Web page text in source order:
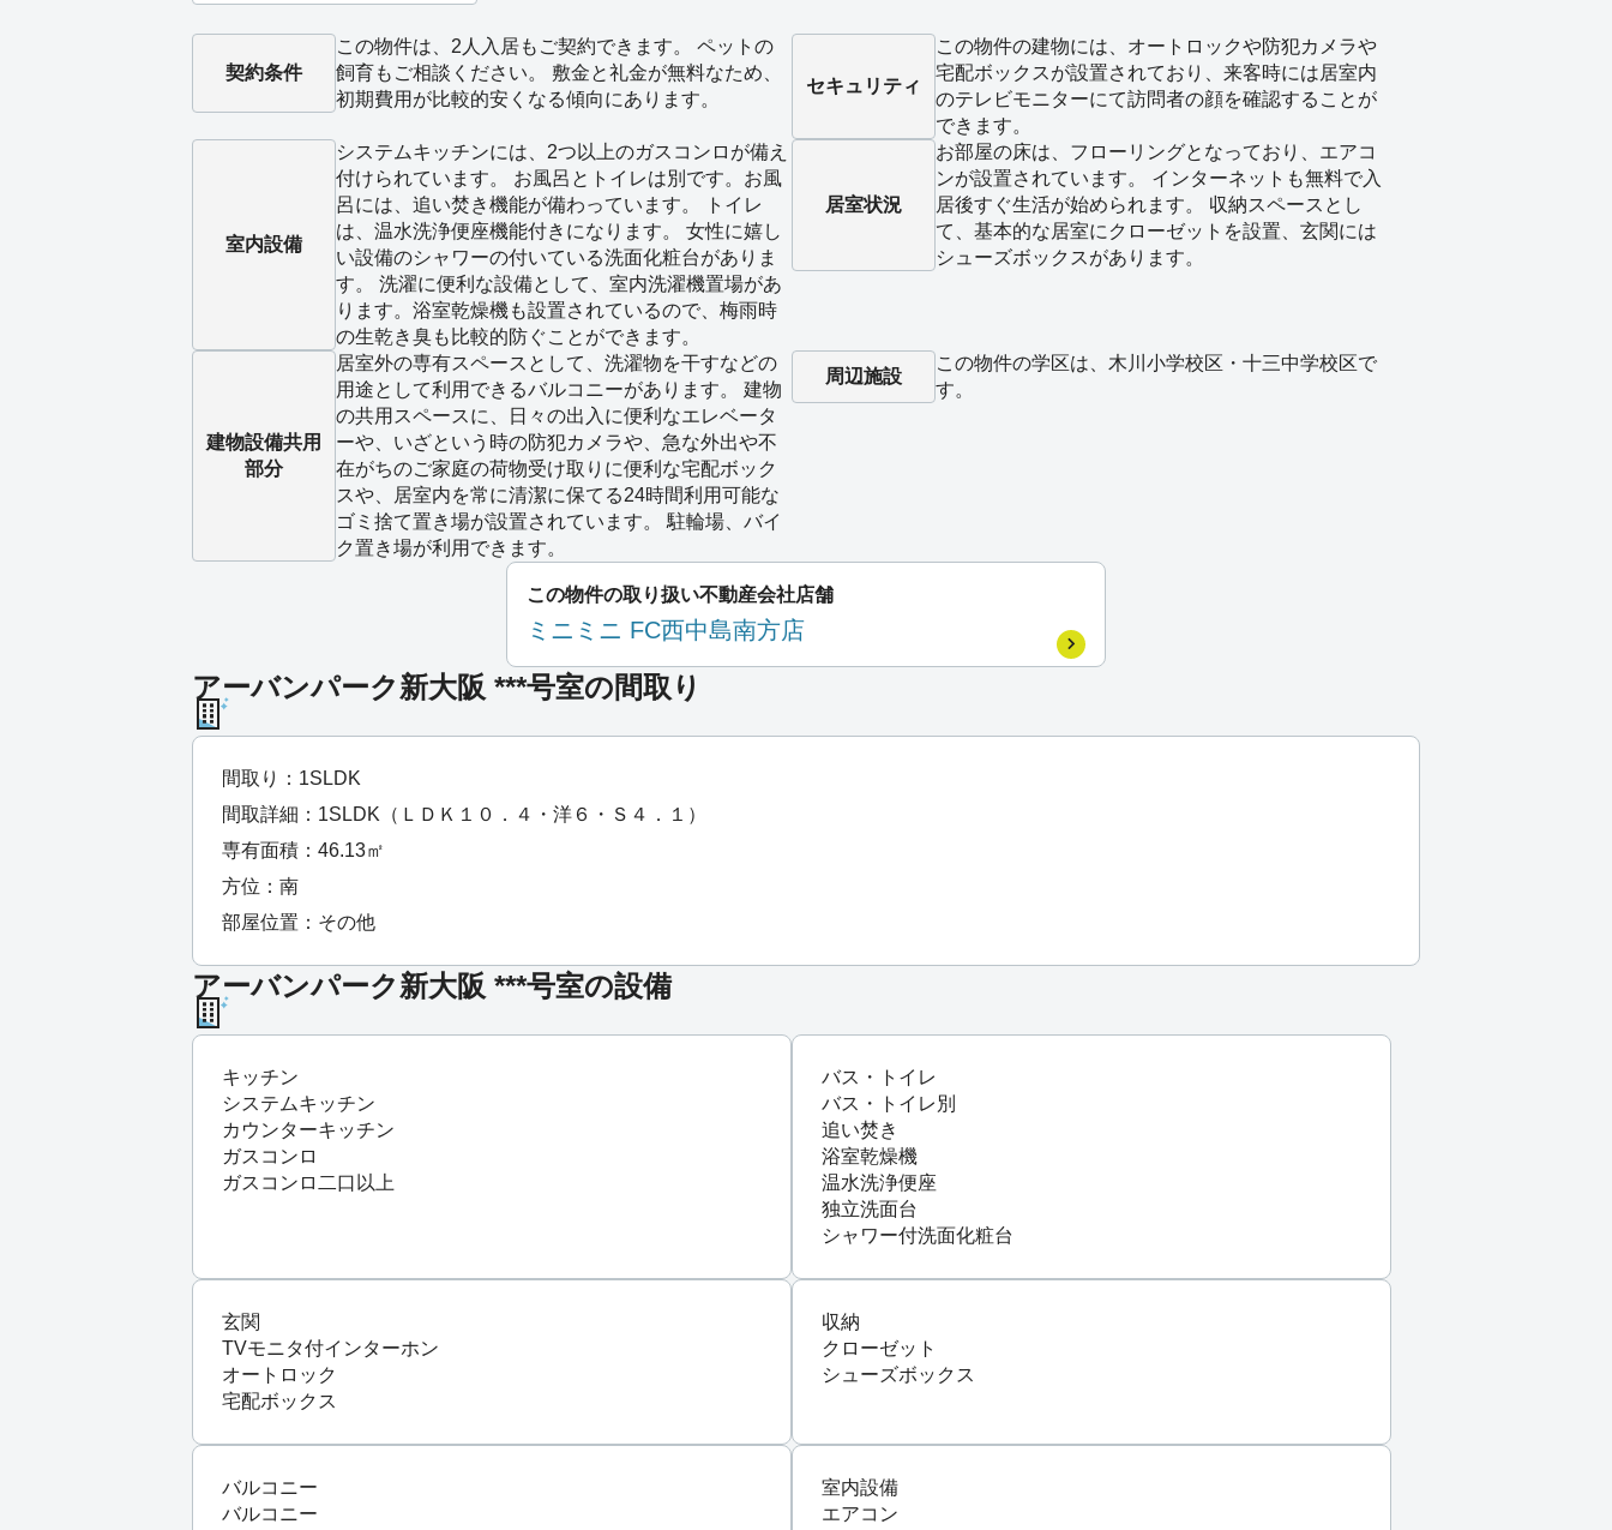
契約条件
この物件は、2人入居もご契約できます。 ペットの
飼育もご相談ください。 敷金と礼金が無料なため、
初期費用が比較的安くなる傾向にあります。
セキュリティ
この物件の建物には、オートロックや防犯カメラや
宅配ボックスが設置されており、来客時には居室内
のテレビモニターにて訪問者の顔を確認することが
できます。
室内設備
システムキッチンには、2つ以上のガスコンロが備え
付けられています。 お風呂とトイレは別です。お風
呂には、追い焚き機能が備わっています。 トイレ
は、温水洗浄便座機能付きになります。 女性に嬉し
い設備のシャワーの付いている洗面化粧台がありま
す。 洗濯に便利な設備として、室内洗濯機置場があ
ります。浴室乾燥機も設置されているので、梅雨時
の生乾き臭も比較的防ぐことができます。
居室状況
お部屋の床は、フローリングとなっており、エアコ
ンが設置されています。 インターネットも無料で入
居後すぐ生活が始められます。 収納スペースとし
て、基本的な居室にクローゼットを設置、玄関には
シューズボックスがあります。
建物設備共用
部分
居室外の専有スペースとして、洗濯物を干すなどの
用途として利用できるバルコニーがあります。 建物
の共用スペースに、日々の出入に便利なエレベータ
ーや、いざという時の防犯カメラや、急な外出や不
在がちのご家庭の荷物受け取りに便利な宅配ボック
スや、居室内を常に清潔に保てる24時間利用可能な
ゴミ捨て置き場が設置されています。 駐輪場、バイ
ク置き場が利用できます。
周辺施設
この物件の学区は、木川小学校区・十三中学校区で
す。
この物件の取り扱い不動産会社店舗
ミニミニ FC西中島南方店
アーバンパーク新大阪 ***号室の間取り
間取り：1SLDK
間取詳細：1SLDK（ＬＤＫ１０．４・洋６・Ｓ４．１）
専有面積：46.13㎡
方位：南
部屋位置：その他
アーバンパーク新大阪 ***号室の設備
キッチン
システムキッチン
カウンターキッチン
ガスコンロ
ガスコンロ二口以上
バス・トイレ
バス・トイレ別
追い焚き
浴室乾燥機
温水洗浄便座
独立洗面台
シャワー付洗面化粧台
玄関
TVモニタ付インターホン
オートロック
宅配ボックス
収納
クローゼット
シューズボックス
バルコニー
バルコニー
室内設備
エアコン